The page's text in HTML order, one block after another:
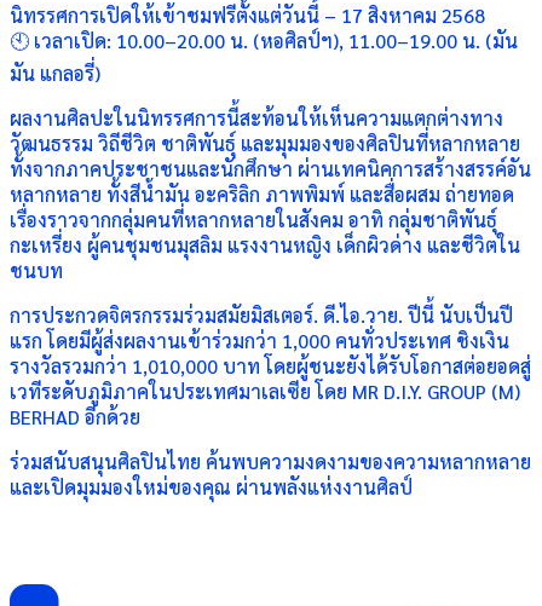
นิทรรศการเปิดให้เข้าชมฟรีตั้งแต่วันนี้ – 17 สิงหาคม 2568
🕙 เวลาเปิด: 10.00–20.00 น. (หอศิลป์ฯ), 11.00–19.00 น. (มัน
มัน แกลอรี่)
ผลงานศิลปะในนิทรรศการนี้สะท้อนให้เห็นความแตกต่างทาง
วัฒนธรรม วิถีชีวิต ชาติพันธุ์ และมุมมองของศิลปินที่หลากหลาย
ทั้งจากภาคประชาชนและนักศึกษา ผ่านเทคนิคการสร้างสรรค์อัน
หลากหลาย ทั้งสีน้ำมัน อะคริลิก ภาพพิมพ์ และสื่อผสม ถ่ายทอด
เรื่องราวจากกลุ่มคนที่หลากหลายในสังคม อาทิ กลุ่มชาติพันธุ์
กะเหรี่ยง ผู้คนชุมชนมุสลิม แรงงานหญิง เด็กผิวด่าง และชีวิตใน
ชนบท
การประกวดจิตรกรรมร่วมสมัยมิสเตอร์. ดี.ไอ.วาย. ปีนี้ นับเป็นปี
แรก โดยมีผู้ส่งผลงานเข้าร่วมกว่า 1,000 คนทั่วประเทศ ชิงเงิน
รางวัลรวมกว่า 1,010,000 บาท โดยผู้ชนะยังได้รับโอกาสต่อยอดสู่
เวทีระดับภูมิภาคในประเทศมาเลเซีย โดย MR D.I.Y. GROUP (M)
BERHAD อีกด้วย
ร่วมสนับสนุนศิลปินไทย ค้นพบความงดงามของความหลากหลาย
และเปิดมุมมองใหม่ของคุณ ผ่านพลังแห่งงานศิลป์